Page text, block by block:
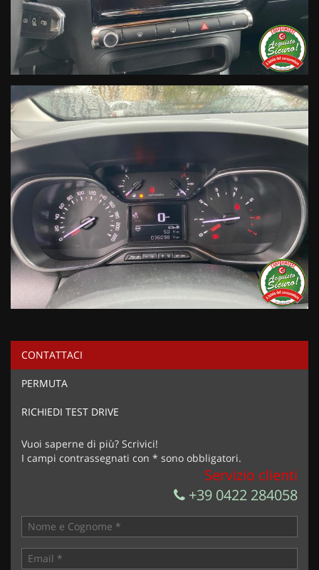
CONTATTACI
PERMUTA
RICHIEDI TEST DRIVE
Vuoi saperne di più? Scrivici!
I campi contrassegnati con * sono obbligatori.
Servizio clienti
+39 0422 284058